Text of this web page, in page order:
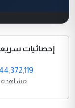
إحصائيات
مشاهدة